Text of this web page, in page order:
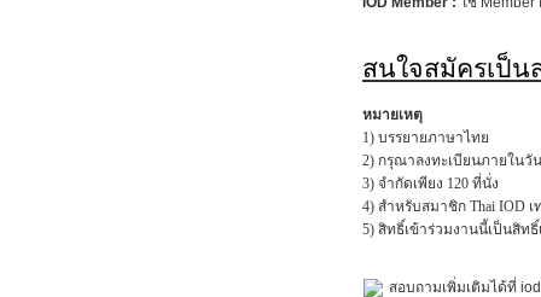
สนใจสมัครเป็
หมายเหตุ
1) บรรยายภาษาไทย
2) กรุณาลงทะเบียนภายในวั
3) จำกัดเพียง 120 ที่นั่ง
4) สำหรับสมาชิก Thai IOD
5) สิทธิ์เข้าร่วมงานนี้เป็นสิท
สอบถามเพิ่มเติมได้ที่